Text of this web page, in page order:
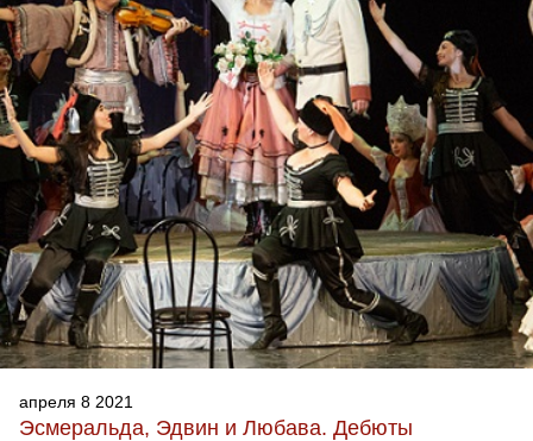
апреля 8 2021
Эсмеральда, Эдвин и Любава. Дебюты